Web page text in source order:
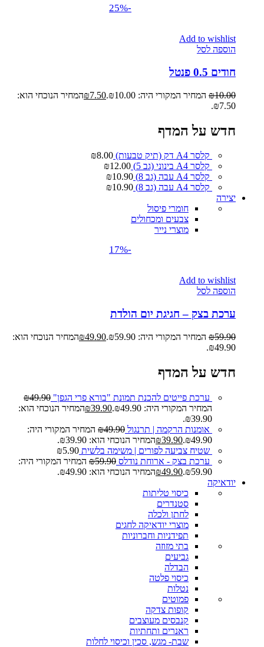
-25%
Add to wishlist
הוספה לסל
חודים 0.5 פנטל
₪10.00 המחיר המקורי היה: ₪10.00. ₪7.50
המחיר הנוכחי הוא:
₪7.50.
חדש על המדף
קלסר A4 דק (תיק טבעות) ₪8.00
קלסר A4 בינוני (גב 5)
₪12.00
קלסר A4 עבה (גב 8)
₪10.90
קלסר A4 עבה (גב 8)
₪10.90
יצירה
חומרי פיסול
צבעים ומכחולים
מוצרי נייר
-17%
Add to wishlist
הוספה לסל
ערכת בצק – חגיגת יום הולדת
₪59.90 המחיר המקורי היה: ₪59.90. ₪49.90
המחיר הנוכחי הוא:
₪49.90.
חדש על המדף
ערכת פייטים להכנת תמונת "בורא פרי הגפן" ₪49.90
המחיר המקורי היה: ₪49.90.
₪39.90
המחיר הנוכחי הוא:
₪39.90.
אומנות הרקמה | תרנגול
₪49.90
המחיר המקורי היה:
₪49.90.
₪39.90
המחיר הנוכחי הוא: ₪39.90.
שטיח צביעה לפורים | משימה בלשית
₪5.90
ערכת בצק - ארוחת נודלס
₪59.90
המחיר המקורי היה:
₪59.90.
₪49.90
המחיר הנוכחי הוא: ₪49.90.
יודאיקה
כיסוי טליתות
סטנדרים
לחתן ולכלה
מוצרי יודאיקה לחגים
תפידניות וחברוניות
בתי מזוזה
גביעים
הבדלה
כיסוי פלטה
נטלות
פמוטים
קופות צדקה
קנבסים מעוצבים
ראנרים ותחתיות
שבת- מגש, סכין וכיסוי לחלות